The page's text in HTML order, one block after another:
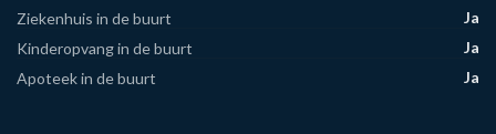
Ziekenhuis in de buurt
Ja
Kinderopvang in de buurt
Ja
Apoteek in de buurt
Ja